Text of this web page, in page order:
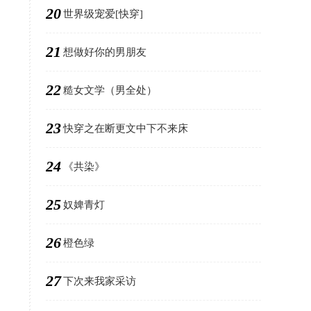
20世界级宠爱[快穿]
21 想做好你的男朋友
22糙女文学（男全处）
23快穿之在断更文中下不来床
24 《共染》
25奴婢青灯
26橙色绿
27下次来我家采访